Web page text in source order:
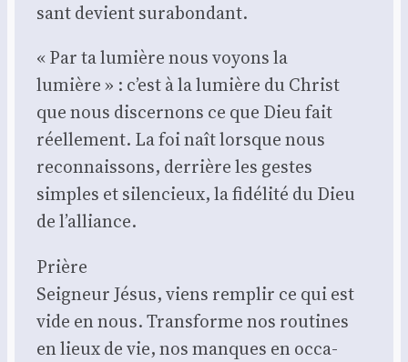
sant devient sur­abon­dant.
« Par ta lumière nous voyons la
lumière » : c’est à la lumière du Christ
que nous dis­cer­nons ce que Dieu fait
réel­le­ment. La foi naît lorsque nous
recon­nais­sons, der­rière les gestes
simples et silen­cieux, la fidé­li­té du Dieu
de l’alliance.
Prière
Sei­gneur Jésus, viens rem­plir ce qui est
vide en nous. Trans­forme nos rou­tines
en lieux de vie, nos manques en occa­